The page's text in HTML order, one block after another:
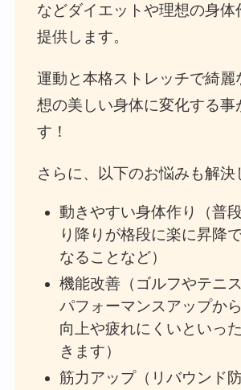
などダイエットや理想の身体
提供します。
運動と本格ストレッチで綺麗
想の美しい身体に変化する事
す！
さらに、以下のお悩みも解決
動きやすい身体作り（普
り降りが格段に楽に昇降
なることなど）
機能改善（ゴルフやテニ
パフォーマンスアップか
向上や疲れにくいといっ
きます）
筋力アップ（リバウンド